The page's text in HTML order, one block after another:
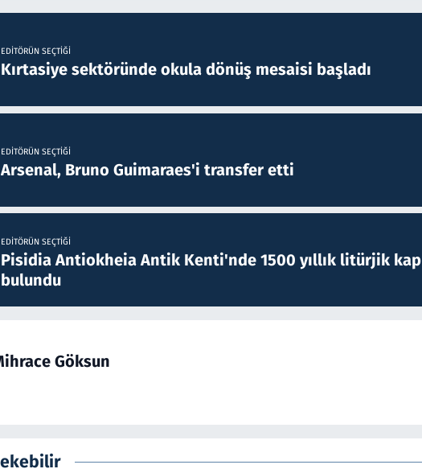
EDITÖRÜN SEÇTIĞI
Kırtasiye sektöründe okula dönüş mesaisi başladı
EDITÖRÜN SEÇTIĞI
Arsenal, Bruno Guimaraes'i transfer etti
EDITÖRÜN SEÇTIĞI
Pisidia Antiokheia Antik Kenti'nde 1500 yıllık litürjik kap
bulundu
Göksun